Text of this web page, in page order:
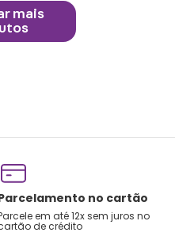
no cartão
em até 12x sem juros no
de crédito